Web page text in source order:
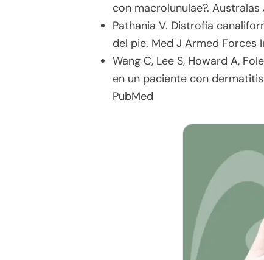
con macrolunulae?. Australas
Pathania V. Distrofia
del pie. Med J Armed Forces
Wang C, Lee S, Howard A,
en un paciente con dermatitis
PubMed